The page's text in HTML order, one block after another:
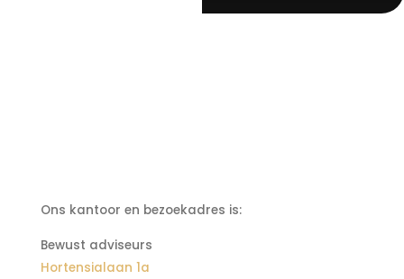
Ons kantoor en bezoekadres is:
Bewust adviseurs
Hortensialaan 1a